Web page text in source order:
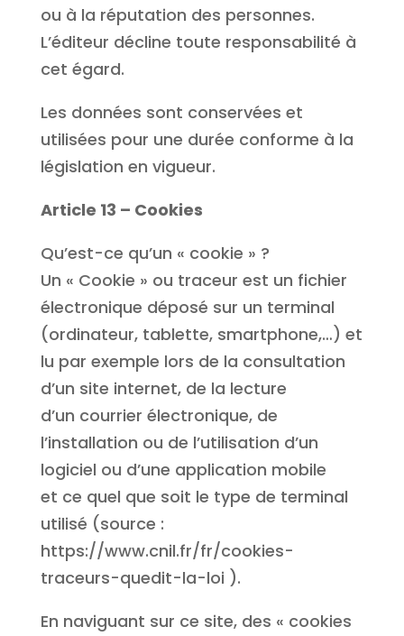
ou à la réputation des personnes.
L’éditeur décline toute responsabilité à
cet égard.
Les données sont conservées et
utilisées pour une durée conforme à la
législation en vigueur.
Article 13 – Cookies
Qu’est-ce qu’un « cookie » ?
Un « Cookie » ou traceur est un fichier
électronique déposé sur un terminal
(ordinateur, tablette, smartphone,…) et
lu par exemple lors de la consultation
d’un site internet, de la lecture
d’un courrier électronique, de
l’installation ou de l’utilisation d’un
logiciel ou d’une application mobile
et ce quel que soit le type de terminal
utilisé (source :
https://www.cnil.fr/fr/cookies-
traceurs-quedit-la-loi ).
En naviguant sur ce site, des « cookies